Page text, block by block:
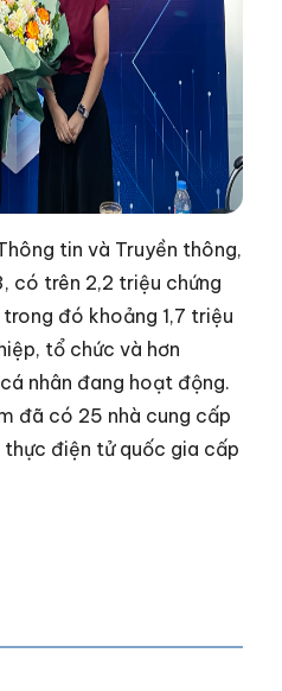
tin và Truyền thông,
có trên 2,2 triệu chứng
đó khoảng 1,7 triệu
tổ chức và hơn
nhân đang hoạt động.
đã có 25 nhà cung cấp
điện tử quốc gia cấp